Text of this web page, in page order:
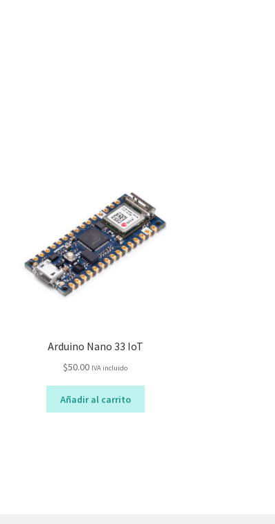
Arduino Nano 33 IoT
$50.00 IVA incluido
Añadir al carrito